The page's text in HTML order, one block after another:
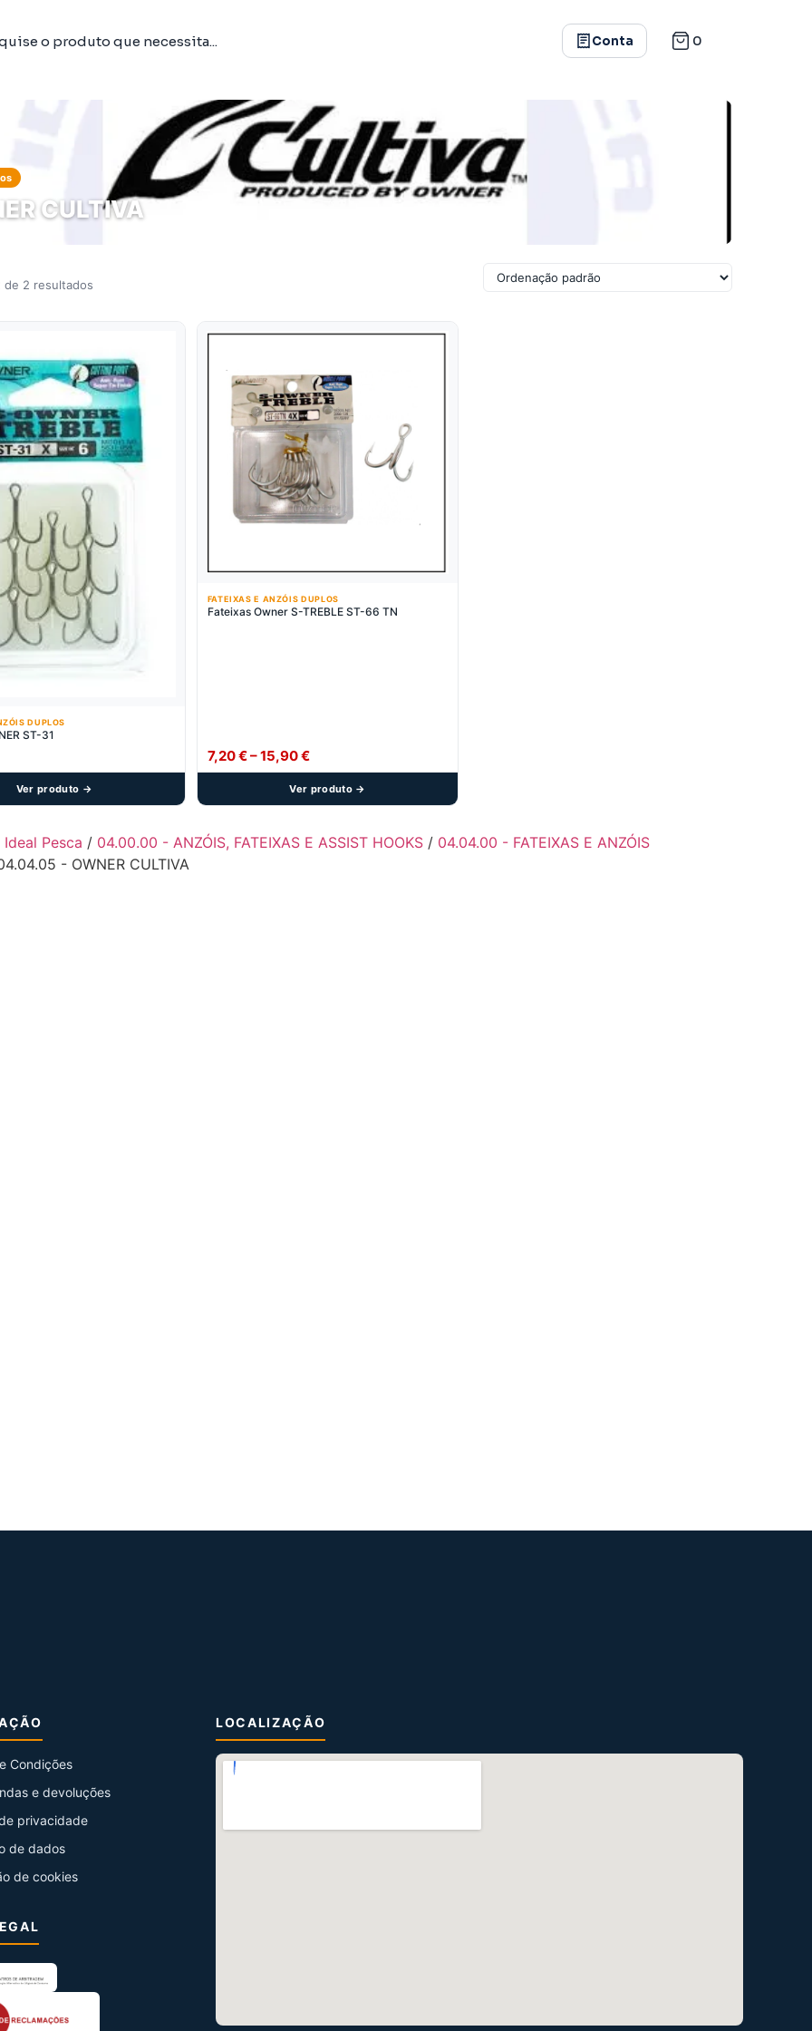
Conta 0
CULTIVA
de 2 resultados
DUPLOS
FATEIXA OWNER ST-31
Ver produto →
FATEIXAS E ANZÓIS DUPLOS
Fateixas Owner S-TREBLE ST-66 TN
7,20€–15,90€Price
range:
7,20 €
15,90 €
Ver produto →
Ideal Pesca / 04.00.00 - ANZÓIS, FATEIXAS E ASSIST HOOKS / 04.04.00 - FATEIXAS E ANZÓIS
- OWNER CULTIVA
Condições
e devoluções
privacidade
de dados
de cookies
LOCALIZAÇÃO